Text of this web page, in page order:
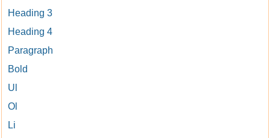
Heading 3
Heading 4
Paragraph
Bold
Ul
Ol
Li